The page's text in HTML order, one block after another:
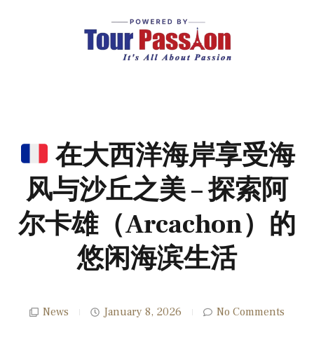
在大西洋海岸享受海
风与沙丘之美 – 探索阿
尔卡雄（Arcachon）的
悠闲海滨生活
News January 8, 2026 No Comments